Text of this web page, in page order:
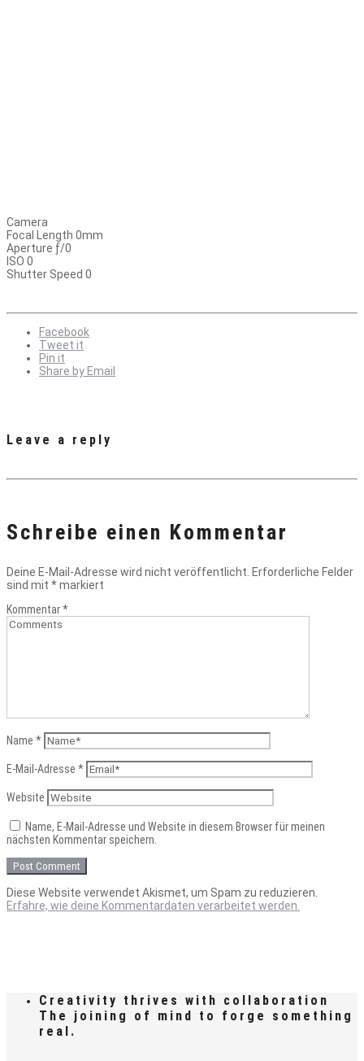
Camera
Focal Length 0mm
Aperture ƒ/0
ISO 0
Shutter Speed 0
Facebook
Tweet it
Pin it
Share by Email
Leave a reply
Schreibe einen Kommentar
Deine E-Mail-Adresse wird nicht veröffentlicht. Erforderliche Felder
sind mit *markiert
Kommentar*
Name *
E-Mail-Adresse *
Website
Name, E-Mail-Adresse und Website in diesem Browser für meinen
nächsten Kommentar speichern.
Diese Website verwendet Akismet, um Spam zu reduzieren.
Erfahre, wie deine Kommentardaten verarbeitet werden.
Creativity thrives with collaboration
The joining of mind to forge something
real.